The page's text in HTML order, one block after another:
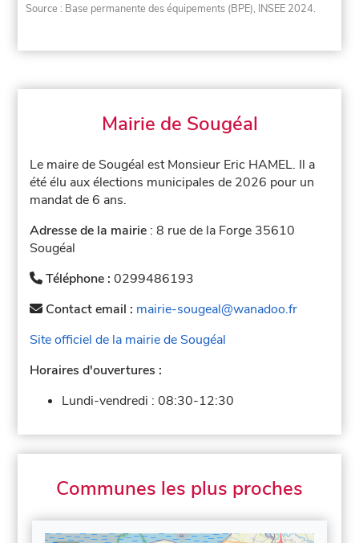
Source : Base permanente des équipements (BPE), INSEE 2024.
Mairie de Sougéal
Le maire de Sougéal est Monsieur Eric HAMEL. Il a
été élu aux élections municipales de 2026 pour un
mandat de 6 ans.
Adresse de la mairie : 8 rue de la Forge 35610
Sougéal
Téléphone :0299486193
Contact email : mairie-sougeal@wanadoo.fr
Site officiel de la mairie de Sougéal
Horaires d'ouvertures :
Lundi-vendredi :08:30-12:30
Communes les plus proches